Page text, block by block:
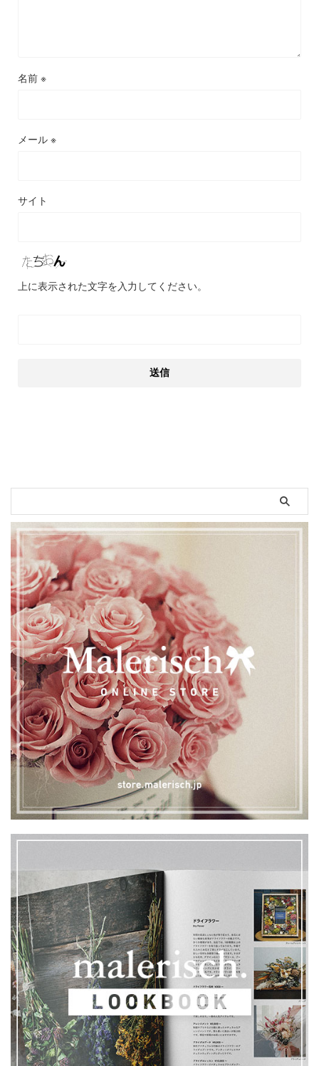
名前 ※
メール ※
サイト
上に表示された文字を入力してください。